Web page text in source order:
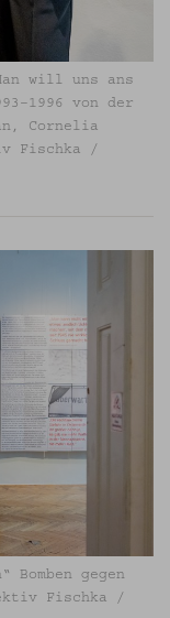
will uns ans
von der
Cornelia
Fischka /
gegen
Fischka /